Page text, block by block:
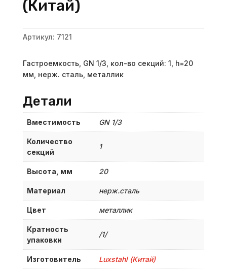
(Китай)
Артикул: 7121
Гастроемкость, GN 1/3, кол-во секций: 1, h=20
мм, нерж. сталь, металлик
Детали
Вместимость GN 1/3
Количество
секций
1
Высота, мм 20
Материал нерж.сталь
Цвет металлик
Кратность
упаковки
/1/
Изготовитель Luxstahl (Китай)